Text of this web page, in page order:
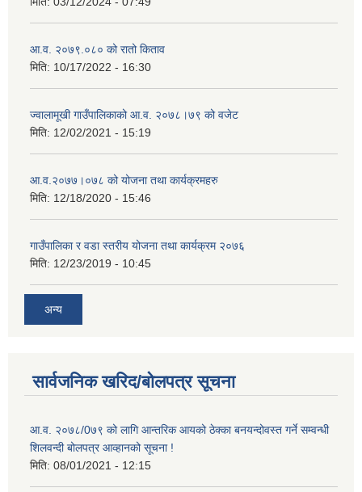
आ.व. २०७९.०८० को रातो किताव
मिति: 10/17/2022 - 16:30
ज्वालामूखी गाउँपालिकाको आ.व. २०७८।७९ को वजेट
मिति: 12/02/2021 - 15:19
आ.व.२०७७।०७८ को योजना तथा कार्यक्रमहरु
मिति: 12/18/2020 - 15:46
गाउँपालिका र वडा स्तरीय योजना तथा कार्यक्रम २०७६
मिति: 12/23/2019 - 10:45
अन्य
सार्वजनिक खरिद/बोलपत्र सूचना
आ.व. २०७८/0७९ को लागि आन्तरिक आयको ठेक्का बनयन्दोवस्त गर्ने सम्वन्धी
शिलवन्दी बोलपत्र आव्हानको सूचना !
मिति: 08/01/2021 - 12:15